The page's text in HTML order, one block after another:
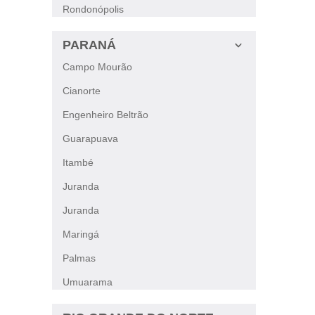
Rondonópolis
PARANÁ
Campo Mourão
Cianorte
Engenheiro Beltrão
Guarapuava
Itambé
Juranda
Juranda
Maringá
Palmas
Umuarama